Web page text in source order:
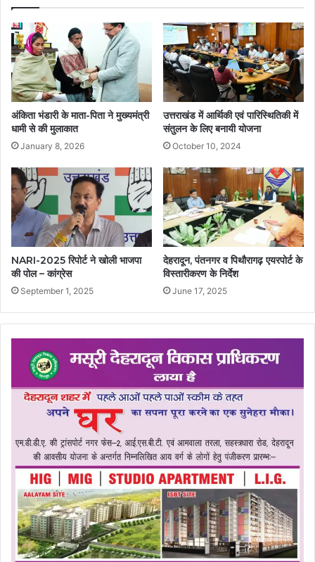
अंकिता भंडारी के माता-पिता ने मुख्यमंत्री
धामी से की मुलाकात
January 8, 2026
उत्तराखंड में आर्थिकी एवं पारिस्थितिकी में
संतुलन के लिए बनायी योजना
October 10, 2024
NARI-2025 रिपोर्ट ने खोली भाजपा
की पोल – कांग्रेस
September 1, 2025
देहरादून, पंतनगर व पिथौरागढ़ एयरपोर्ट के
विस्तारीकरण के निर्देश
June 17, 2025